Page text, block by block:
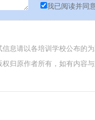
我已阅读并同
息请以各培训学校公布的为
归原作者所有，如有内容